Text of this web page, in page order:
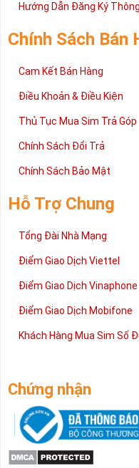
2 đang được rất nhiều
cấp trong bài viết này sẽ
mua sim số tại Sim Tiền
Chúc quý khách tìm
Hướng Dẫn Đăng Ký
Chính Sách Bán
Cam Kết Bán Hàng
Điều Khoản & Điều Kiện
Thủ Tục Mua Sim Trả Góp
Chính Sách Đổi Trả
Chính Sách Bảo Mật
Hỗ Trợ Chung
Tổng Đài Nhà Mạng
Điểm Giao Dịch Viettel
Điểm Giao Dịch Vinaphone
Điểm Giao Dịch Mobifone
Khách Hàng Mua Sim Số
Chứng nhận